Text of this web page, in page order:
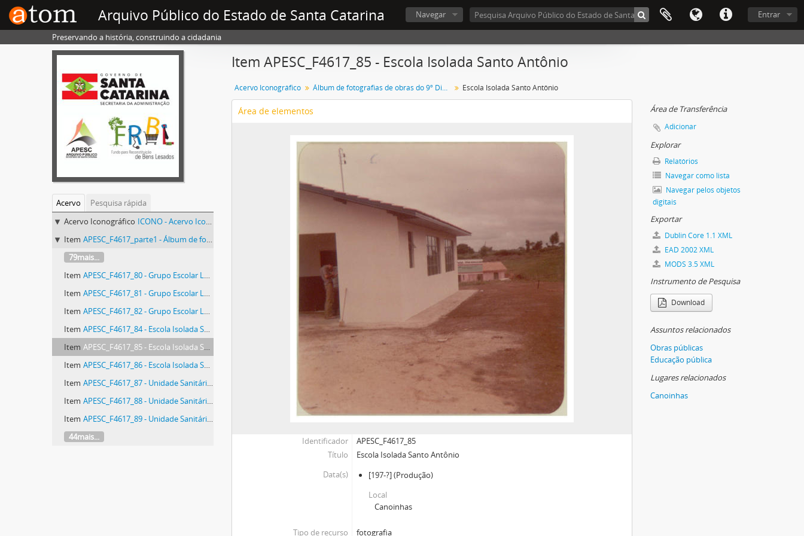
Arquivo Público do Estado de Santa Catarina Entrar
Navegar
Preservando a história, construindo a cidadania
Acervo
Pesquisa rápida
Acervo Iconográfico ICONO - Acervo Iconográfico
Item APESC_F4617_parte1 - Álbum de fotografias de obras do 9º Distrito do Departamento Autônomo de Edificações - DAE
(Versão preliminar)
79mais...
Item APESC_F4617_80 - Grupo Escolar Localidade de Águas Verdes
Item APESC_F4617_81 - Grupo Escolar Localidade de Águas Verdes
Item APESC_F4617_82 - Grupo Escolar Localidade de Águas Verdes
Item APESC_F4617_84 - Escola Isolada Santo Antônio
Item APESC_F4617_85 - Escola Isolada Santo Antônio
Item APESC_F4617_86 - Escola Isolada Santo Antônio
Item APESC_F4617_87 - Unidade Sanitária “D”
Item APESC_F4617_88 - Unidade Sanitária “D”
Item APESC_F4617_89 - Unidade Sanitária “D”
44mais...
Item APESC_F4617_85 - Escola Isolada Santo Antônio
Acervo Iconográfico Álbum de fotografias de obras do 9º Distrito do Departamento Autônomo de Edificações - DAE Escola Isolada Santo Antônio
Área de elementos
Identificador
APESC_F4617_85
Título
Escola Isolada Santo Antônio
Data(s)
[197-?](Produção)
Local
Canoinhas
Tipo de recurso
fotografia
Área de Transferência
Adicionar
Explorar
Relatórios
Navegar como lista
Navegar pelos objetos
digitais
Exportar
Dublin Core 1.1 XML
EAD 2002 XML
MODS 3.5 XML
Instrumento de Pesquisa
Download
Assuntos relacionados
Obras públicas
Educação pública
Lugares relacionados
Canoinhas